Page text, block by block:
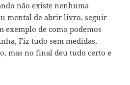
não existe nenhuma
mental de abrir livro, seguir
exemplo de como podemos
Fiz tudo sem medidas,
mas no final deu tudo certo e